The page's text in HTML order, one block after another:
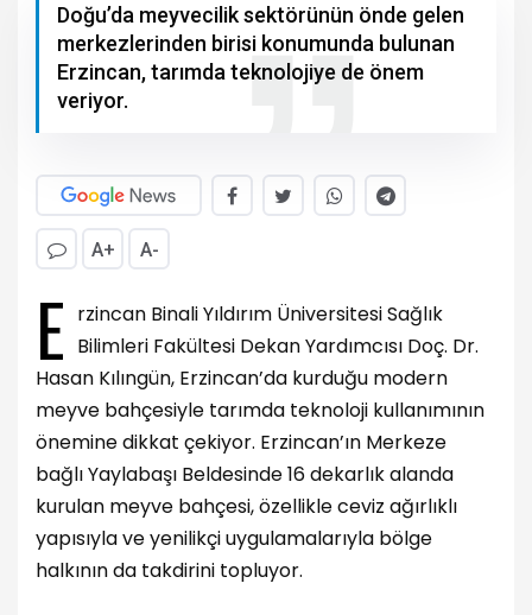
Doğu’da meyvecilik sektörünün önde gelen
merkezlerinden birisi konumunda bulunan
Erzincan, tarımda teknolojiye de önem
veriyor.
A+ A-
E rzincan Binali Yıldırım Üniversitesi Sağlık
Bilimleri Fakültesi Dekan Yardımcısı Doç. Dr.
Hasan Kılıngün, Erzincan’da kurduğu modern
meyve bahçesiyle tarımda teknoloji kullanımının
önemine dikkat çekiyor. Erzincan’ın Merkeze
bağlı Yaylabaşı Beldesinde 16 dekarlık alanda
kurulan meyve bahçesi, özellikle ceviz ağırlıklı
yapısıyla ve yenilikçi uygulamalarıyla bölge
halkının da takdirini topluyor.